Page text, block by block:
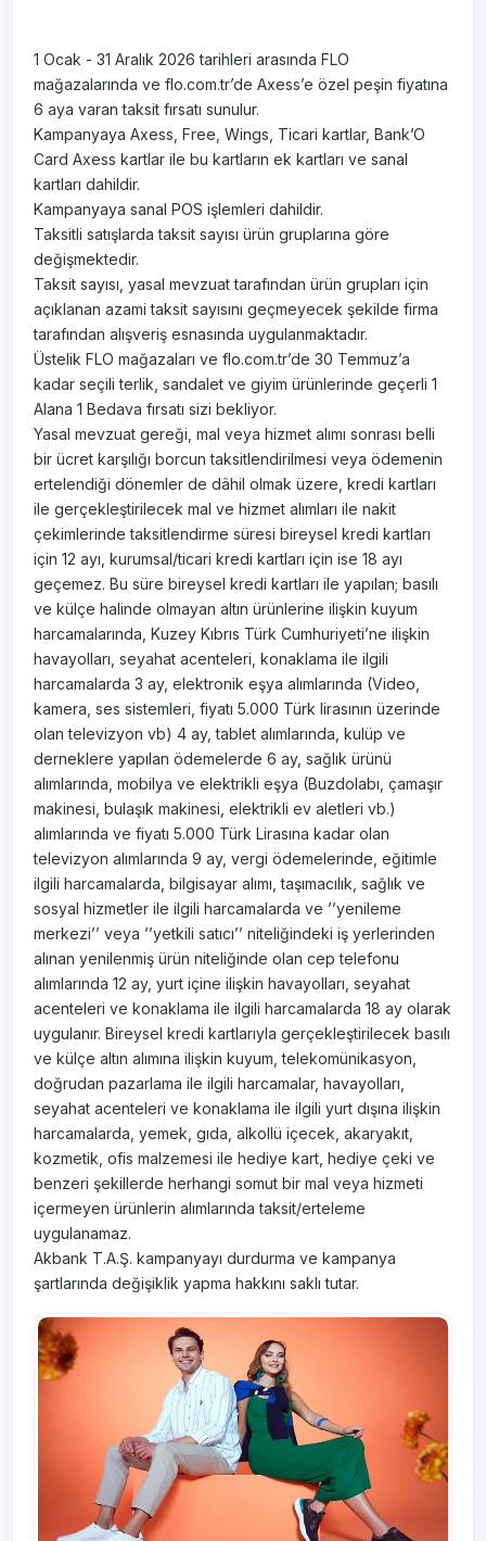
1 Ocak - 31 Aralık 2026 tarihleri arasında FLO
mağazalarında ve flo.com.tr’de Axess’e özel peşin fiyatına
6 aya varan taksit fırsatı sunulur.
Kampanyaya Axess, Free, Wings, Ticari kartlar, Bank’O
Card Axess kartlar ile bu kartların ek kartları ve sanal
kartları dahildir.
Kampanyaya sanal POS işlemleri dahildir.
Taksitli satışlarda taksit sayısı ürün gruplarına göre
değişmektedir.
Taksit sayısı, yasal mevzuat tarafından ürün grupları için
açıklanan azami taksit sayısını geçmeyecek şekilde firma
tarafından alışveriş esnasında uygulanmaktadır.
Üstelik FLO mağazaları ve flo.com.tr’de 30 Temmuz’a
kadar seçili terlik, sandalet ve giyim ürünlerinde geçerli 1
Alana 1 Bedava fırsatı sizi bekliyor.
Yasal mevzuat gereği, mal veya hizmet alımı sonrası belli
bir ücret karşılığı borcun taksitlendirilmesi veya ödemenin
ertelendiği dönemler de dâhil olmak üzere, kredi kartları
ile gerçekleştirilecek mal ve hizmet alımları ile nakit
çekimlerinde taksitlendirme süresi bireysel kredi kartları
için 12 ayı, kurumsal/ticari kredi kartları için ise 18 ayı
geçemez. Bu süre bireysel kredi kartları ile yapılan; basılı
ve külçe halinde olmayan altın ürünlerine ilişkin kuyum
harcamalarında, Kuzey Kıbrıs Türk Cumhuriyeti’ne ilişkin
havayolları, seyahat acenteleri, konaklama ile ilgili
harcamalarda 3 ay, elektronik eşya alımlarında (Video,
kamera, ses sistemleri, fiyatı 5.000 Türk lirasının üzerinde
olan televizyon vb) 4 ay, tablet alımlarında, kulüp ve
derneklere yapılan ödemelerde 6 ay, sağlık ürünü
alımlarında, mobilya ve elektrikli eşya (Buzdolabı, çamaşır
makinesi, bulaşık makinesi, elektrikli ev aletleri vb.)
alımlarında ve fiyatı 5.000 Türk Lirasına kadar olan
televizyon alımlarında 9 ay, vergi ödemelerinde, eğitimle
ilgili harcamalarda, bilgisayar alımı, taşımacılık, sağlık ve
sosyal hizmetler ile ilgili harcamalarda ve ’’yenileme
merkezi’’ veya ’’yetkili satıcı’’ niteliğindeki iş yerlerinden
alınan yenilenmiş ürün niteliğinde olan cep telefonu
alımlarında 12 ay, yurt içine ilişkin havayolları, seyahat
acenteleri ve konaklama ile ilgili harcamalarda 18 ay olarak
uygulanır. Bireysel kredi kartlarıyla gerçekleştirilecek basılı
ve külçe altın alımına ilişkin kuyum, telekomünikasyon,
doğrudan pazarlama ile ilgili harcamalar, havayolları,
seyahat acenteleri ve konaklama ile ilgili yurt dışına ilişkin
harcamalarda, yemek, gıda, alkollü içecek, akaryakıt,
kozmetik, ofis malzemesi ile hediye kart, hediye çeki ve
benzeri şekillerde herhangi somut bir mal veya hizmeti
içermeyen ürünlerin alımlarında taksit/erteleme
uygulanamaz.
Akbank T.A.Ş. kampanyayı durdurma ve kampanya
şartlarında değişiklik yapma hakkını saklı tutar.